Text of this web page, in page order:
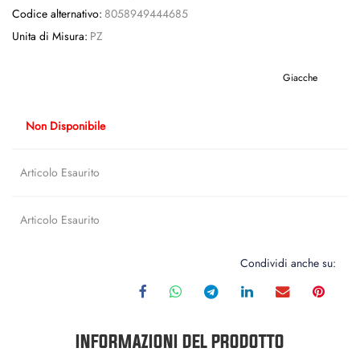
Codice alternativo: 8058949444685
Unita di Misura: PZ
Giacche
Non Disponibile
Articolo Esaurito
Articolo Esaurito
Condividi anche su:
INFORMAZIONI DEL PRODOTTO